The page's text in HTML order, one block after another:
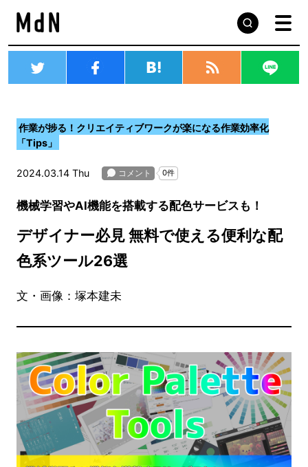
作業が捗る！クリエイティブワークが楽になる作業効率化
「Tips」
2024.03.14 Thu
機械学習やAI機能を搭載する配色サービスも！
デザイナー必見 無料で使える便利な配
色系ツール26選
文・画像：塚本建未